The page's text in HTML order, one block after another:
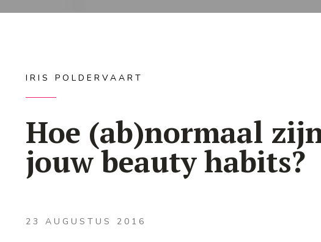
IRIS POLDERVAART
Hoe (ab)normaal
jouw beauty habits?
23 AUGUSTUS 2016